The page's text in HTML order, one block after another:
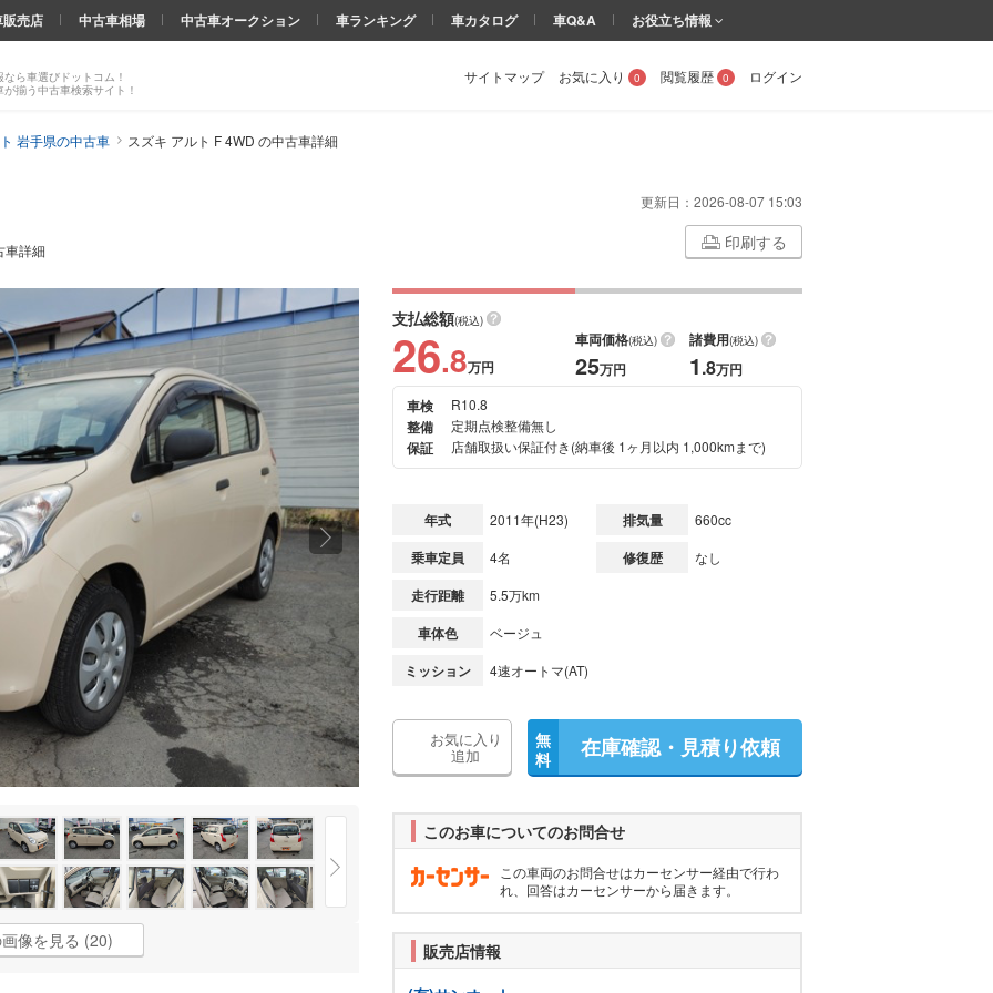
ら車選びドットコム！
揃う中古車検索サイト！
サイトマップ お気に入り 0 閲覧履歴 0 ログイン
売店 中古車相場 中古車オークション 車ランキング 車カタログ 車Q&A お役立ち情報
岩手県の中古車 スズキ アルト F 4WD の中古車詳細
更新日： 2026-08-07 15:03
車詳細 印刷する
次の
画像
像を見る (20)
支払総額(税込)
26.8万円
車両価格(税込)
25万円
諸費用(税込)
1.8万円
車検
R10.8
整備 定期点検整備無し
保証 店舗取扱い保証付き(納車後 1ヶ月以内 1,000kmまで)
年式 2011年(H23) 排気量 660cc
乗車定員 4名 修復歴 なし
走行距離 5.5万km
車体色 ベージュ
ミッション 4速オートマ(AT)
お気に入り
追加
無
料
在庫確認・見積り依頼
このお車についてのお問合せ
この車両のお問合せはカーセンサー経由で行わ
れ、回答はカーセンサーから届きます。
販売店情報